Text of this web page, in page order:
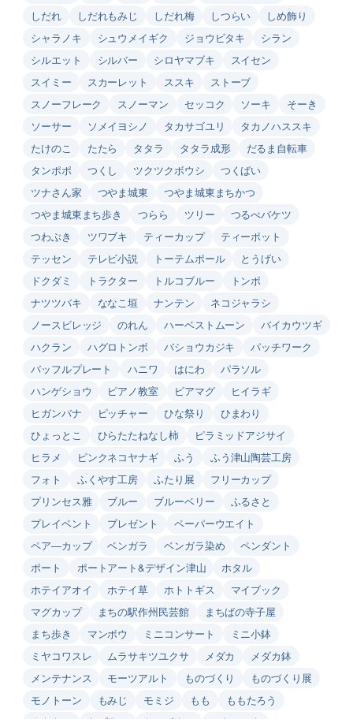
しだれ
しだれもみじ しだれ梅 しつらい
しめ飾り
シャラノキ
シュウメイギク ジョウビタキ
シラン
シルエット
シルバー シロヤマブキ
スイセン
スイミー
スカーレット ススキ
ストーブ
スノーフレーク
スノーマン セッコク ソーキ
そーき
ソーサー
ソメイヨシノ タカサゴユリ
タカノハススキ
たけのこ
たたら タタラ タタラ成形
だるま自転車
タンポポ
つくし ツクツクボウシ
つくばい
ツナさん家
つやま城東
つやま城東まちかつ
つやま城東まち歩き
つらら ツリー
つるべバケツ
つわぶき
ツワブキ ティーカップ
ティーポット
テッセン
テレビ小説 トーテムポール
とうげい
ドクダミ
トラクター トルコブルー
トンボ
ナツツバキ
ななこ垣 ナンテン
ネコジャラシ
ノースビレッジ
のれん ハーベストムーン
バイカウツギ
ハクラン
ハグロトンボ バショウカジキ
パッチワーク
バッフルプレート
ハニワ はにわ
パラソル
ハンゲショウ
ピアノ教室 ビアマグ
ヒイラギ
ヒガンバナ
ピッチャー ひな祭り
ひまわり
ひょっとこ
ひらたたねなし柿
ピラミッドアジサイ
ヒラメ
ピンクネコヤナギ ふう
ふう津山陶芸工房
フォト
ふくやす工房 ふたり展
フリーカップ
プリンセス雅
ブルー ブルーベリー
ふるさと
プレイベント
プレゼント
ペーパーウエイト
ペア―カップ
ベンガラ ベンガラ染め
ペンダント
ポート
ポートアート&デザイン津山
ホタル
ホテイアオイ
ホテイ草 ホトトギス
マイブック
マグカップ
まちの駅作州民芸館
まちばの寺子屋
まち歩き
マンボウ ミニコンサート
ミニ小鉢
ミヤコワスレ
ムラサキツユクサ メダカ
メダカ鉢
メンテナンス
モーツアルト ものづくり
ものづくり展
モノトーン
もみじ モミジ もも
ももたろう